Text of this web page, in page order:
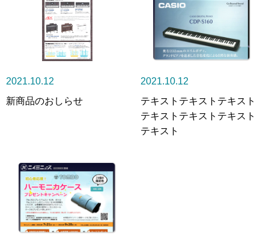
2021.10.12
新商品のおしらせ
2021.10.12
テキストテキストテキスト
テキストテキストテキスト
テキスト